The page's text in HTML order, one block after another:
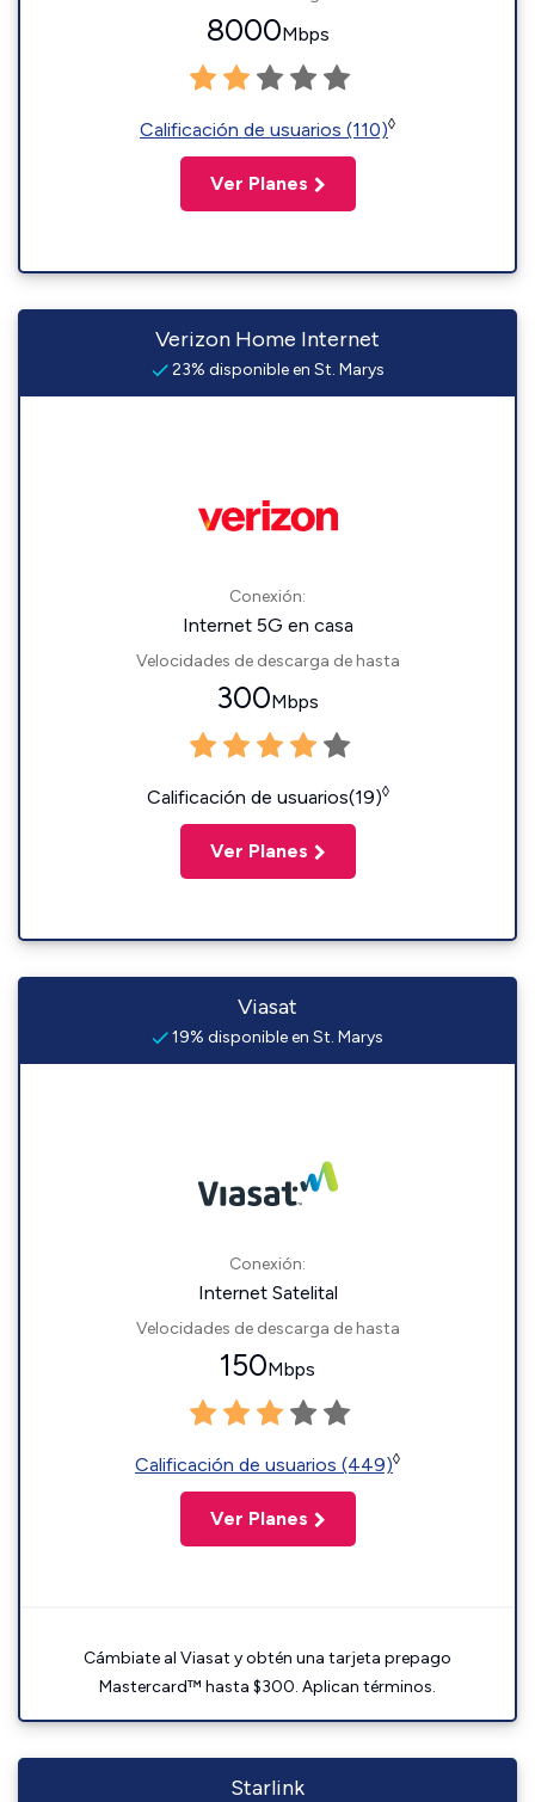
8000Mbps
Calificación de usuarios (110)◊
Ver Planes
Verizon Home Internet
23% disponible en St. Marys
Conexión:
Internet 5G en casa
Velocidades de descarga de hasta
300Mbps
Calificación de usuarios(19)◊
Ver Planes
Viasat
19% disponible en St. Marys
Conexión:
Internet Satelital
Velocidades de descarga de hasta
150Mbps
Calificación de usuarios (449)◊
Ver Planes
Cámbiate al Viasat y obtén una tarjeta prepago
Mastercard™ hasta $300. Aplican términos.
Starlink